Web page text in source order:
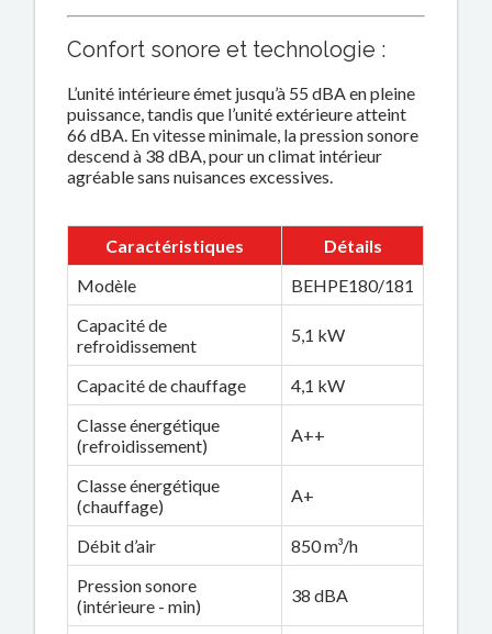
Confort sonore et technologie :
L’unité intérieure émet jusqu’à 55 dBA en pleine
puissance, tandis que l’unité extérieure atteint
66 dBA. En vitesse minimale, la pression sonore
descend à 38 dBA, pour un climat intérieur
agréable sans nuisances excessives.
Caractéristiques
Détails
Modèle
BEHPE180/181
Capacité de
refroidissement
5,1 kW
Capacité de chauffage
4,1 kW
Classe énergétique
(refroidissement)
A++
Classe énergétique
(chauffage)
A+
Débit d’air
850 m³/h
Pression sonore
(intérieure - min)
38 dBA